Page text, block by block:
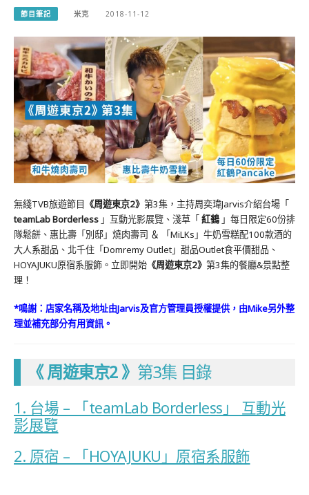
節目筆記 米克 2018-11-12
無綫TVB旅遊節目 《周遊東京2》 第3集，主持周奕瑋Jarvis介紹台場「
teamLab Borderless 」互動光影展覽、淺草「紅鶴」每日限定60份排
隊鬆餅、惠比壽「別邸」燒肉壽司 ＆ 「MiLKs」牛奶雪糕配100款酒的
大人系甜品、北千住「Domremy Outlet」甜品Outlet食平價甜品、
HOYAJUKU原宿系服飾。立即開始 《周遊東京2》 第3集的餐廳&景點整
理！
*鳴謝：店家名稱及地址由Jarvis及官方管理員授權提供，由Mike另外整
理並補充部分有用資訊。
《 周遊東京2 》 第3集 目錄
1. 台場 – 「teamLab Borderless」 互動光
影展覽
2. 原宿 – 「HOYAJUKU」原宿系服飾